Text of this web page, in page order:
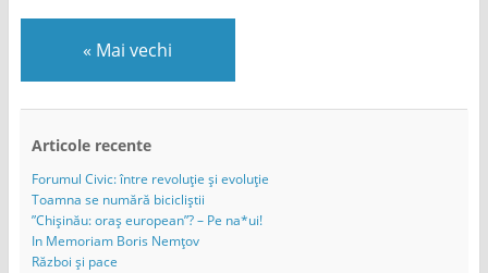
« Mai vechi
Articole recente
Forumul Civic: între revoluție și evoluție
Toamna se numără bicicliștii
”Chișinău: oraș european”? – Pe na*ui!
In Memoriam Boris Nemțov
Război și pace